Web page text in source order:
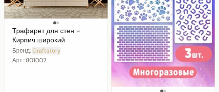
Трафарет для стен -
Кирпич широкий
Бренд:Craftstory
Арт.:801002